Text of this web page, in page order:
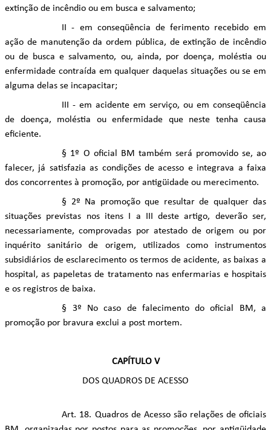
extinção de incêndio ou em busca e salvamento;
II - em conseqüência de ferimento recebido em
ação de manutenção da ordem pública, de extinção de incêndio
ou de busca e salvamento, ou, ainda, por doença, moléstia ou
enfermidade contraída em qualquer daquelas situações ou se em
alguma delas se incapacitar;
III - em acidente em serviço, ou em conseqüência
de doença, moléstia ou enfermidade que neste tenha causa
eficiente.
§ 1º O oficial BM também será promovido se, ao
falecer, já satisfazia as condições de acesso e integrava a faixa
dos concorrentes à promoção, por antigüidade ou merecimento.
§ 2º Na promoção que resultar de qualquer das
situações previstas nos itens I a III deste artigo, deverão ser,
necessariamente, comprovadas por atestado de origem ou por
inquérito sanitário de origem, utilizados como instrumentos
subsidiários de esclarecimento os termos de acidente, as baixas a
hospital, as papeletas de tratamento nas enfermarias e hospitais
e os registros de baixa.
§ 3º No caso de falecimento do oficial BM, a
promoção por bravura exclui a post mortem.
CAPÍTULO V
DOS QUADROS DE ACESSO
Art. 18. Quadros de Acesso são relações de oficiais